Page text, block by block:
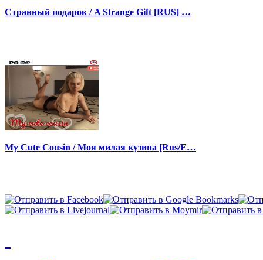
Странный подарок / A Strange Gift [RUS] …
My Cute Cousin / Моя милая кузина [Rus/E…